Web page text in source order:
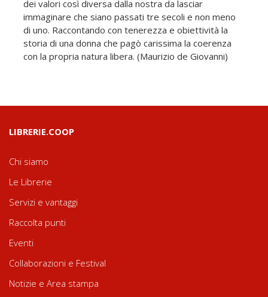
dei valori così diversa dalla nostra da lasciar
immaginare che siano passati tre secoli e non meno
di uno. Raccontando con tenerezza e obiettività la
storia di una donna che pagò carissima la coerenza
con la propria natura libera. (Maurizio de Giovanni)
LIBRERIE.COOP
Chi siamo
Le Librerie
Servizi e vantaggi
Raccolta punti
Eventi
Collaborazioni e Festival
Notizie e Area stampa